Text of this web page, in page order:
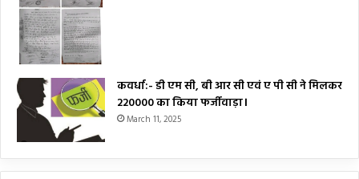
कवर्धा:- डी एम सी, बी आर सी एवं ए पी सी ने मिलकर
₹220000 का किया फर्जीवाड़ा।
March 11, 2025